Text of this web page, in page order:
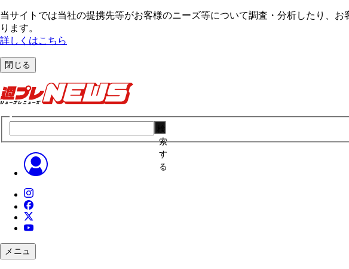
当サイトでは当社の提携先等がお客様のニーズ等について調査・分析したり、
ります。
詳しくはこちら
閉じる
索
す
る
メニュ